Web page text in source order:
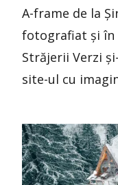
A-frame de la
fotografiat și în
Străjerii Verzi
site-ul cu